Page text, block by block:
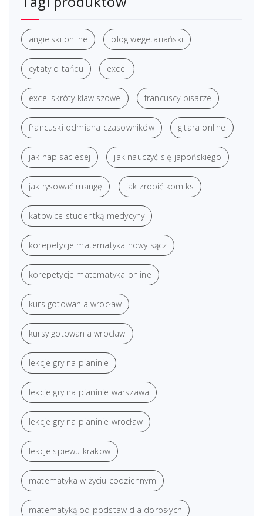
angielski online blog wegetariański
cytaty o tańcu excel
excel skróty klawiszowe francuscy pisarze
francuski odmiana czasowników gitara online
jak napisac esej jak nauczyć się japońskiego
jak rysować mangę jak zrobić komiks
katowice studentką medycyny
korepetycje matematyka nowy sącz
korepetycje matematyka online
kurs gotowania wrocław
kursy gotowania wrocław
lekcje gry na pianinie
lekcje gry na pianinie warszawa
lekcje gry na pianinie wrocław
lekcje spiewu krakow
matematyka w życiu codziennym
matematyką od podstaw dla dorosłych